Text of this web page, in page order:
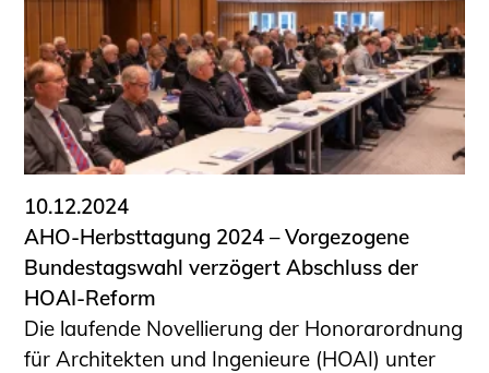
START.ING. Das Studierenden Praxis-
Programm
Wissenswertes für Studierende
Wettbewerbe für Studierende
BLING.BLING.
Kammer Newsletter
Presse
Kontakt und Anfahrt
Impressum
Datenschutz
10.12.2024
AHO-Herbsttagung 2024 – Vorgezogene
Bundestagswahl verzögert Abschluss der
HOAI-Reform
Die laufende Novellierung der Honorarordnung
für Architekten und Ingenieure (HOAI) unter